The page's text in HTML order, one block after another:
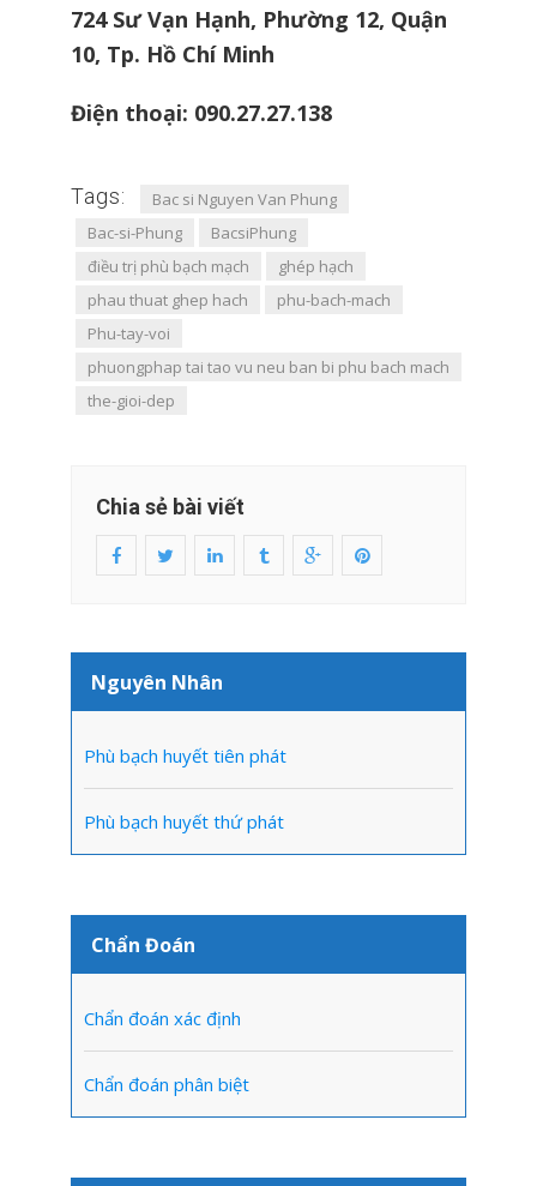
724 Sư Vạn Hạnh, Phường 12, Quận
10, Tp. Hồ Chí Minh
Điện thoại: 090.27.27.138
Tags:
Bac si Nguyen Van Phung
Bac-si-Phung
BacsiPhung
điều trị phù bạch mạch
ghép hạch
phau thuat ghep hach
phu-bach-mach
Phu-tay-voi
phuongphap tai tao vu neu ban bi phu bach mach
the-gioi-dep
Chia sẻ bài viết
Nguyên Nhân
Phù bạch huyết tiên phát
Phù bạch huyết thứ phát
Chẩn Đoán
Chẩn đoán xác định
Chẩn đoán phân biệt